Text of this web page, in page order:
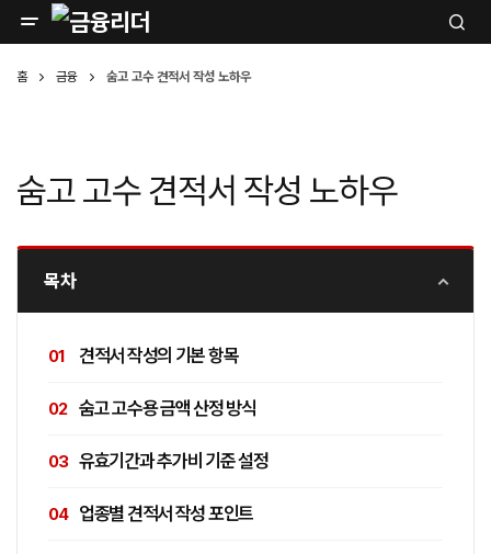
홈 금융 숨고 고수 견적서 작성 노하우
숨고 고수 견적서 작성 노하우
목차
견적서 작성의 기본 항목
숨고 고수용 금액 산정 방식
유효기간과 추가비 기준 설정
업종별 견적서 작성 포인트